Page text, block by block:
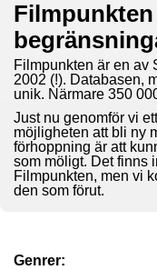
Filmpunkten är en av
2002 (!). Databasen,
unik. Närmare 350
Just nu genomför vi
möjligheten att bli ny
förhoppning är att
som möligt. Det finns
Filmpunkten, men vi
den som förut.
Genrer: